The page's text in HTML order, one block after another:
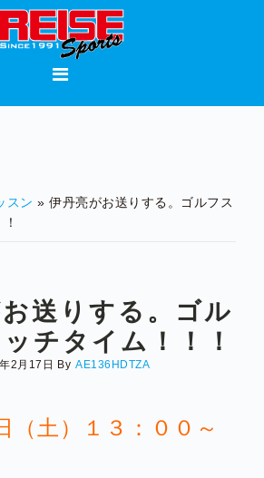
スン » 伊丹亮がお送りする。ゴルフス
送りする。ゴル
チタイム！！！
2月17日 By AE136HDTZA
（土）１３：００～